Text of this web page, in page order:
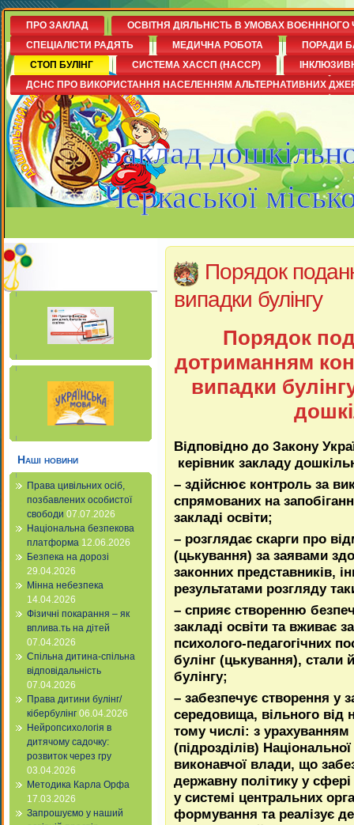
Заклад
Черкаської
ПРО ЗАКЛАД
ОСВІТНЯ ДІЯЛЬНІСТЬ В УМОВАХ ВОЄНННОГО
СПЕЦІАЛІСТИ РАДЯТЬ
МЕДИЧНА РОБОТА
ПОРАДИ
СТОП БУЛІНГ
СИСТЕМА ХАССП (НАССР)
ДСНС ПРО ВИКОРИСТАННЯ НАСЕЛЕННЯМ АЛЬТЕРНАТИВНИХ
Наші новини
Права цивільних осіб,
позбавлених особистої
свободи 07.07.2026
Національна безпекова
платформа 12.06.2026
Безпека на дорозі
29.04.2026
Мінна небезпека
14.04.2026
Фізичні покарання – як
вплива.ть на дітей
07.04.2026
Спільна дитина-спільна
відповідальність
07.04.2026
Права дитини булінг/
кібербулінг 06.04.2026
Нейропсихологія в
дитячому садочку:
розвиток через гру
03.04.2026
Методика Карла Орфа
17.03.2026
Запрошуємо у наший
Порядок
випадки булінгу
Порядок
дотриманням
випадки
Відповідно до Закону
керівник закладу
– здійснює контроль за
спрямованих на
закладі освіти;
– розглядає скарги про
(цькування) за заявами
законних представників,
результатами розгляду
– сприяє створенню
закладі освіти та вживає
психолого-педагогічних
булінг (цькування), стали
булінгу;
– забезпечує створення у
середовища, вільного від
тому числі: з урахуванням
(підрозділів)
виконавчої влади, що
державну політику у
у системі центральних
формування та реалізує